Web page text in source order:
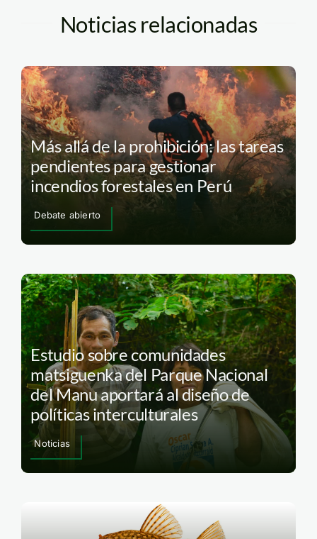
Noticias relacionadas
Más allá de la prohibición: las tareas
pendientes para gestionar
incendios forestales en Perú
Debate abierto
Estudio sobre comunidades
matsiguenka del Parque Nacional
del Manu aportará al diseño de
políticas interculturales
Noticias